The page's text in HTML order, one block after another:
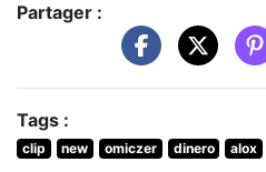
Partager :
Tags :
clip new omiczer dinero alox